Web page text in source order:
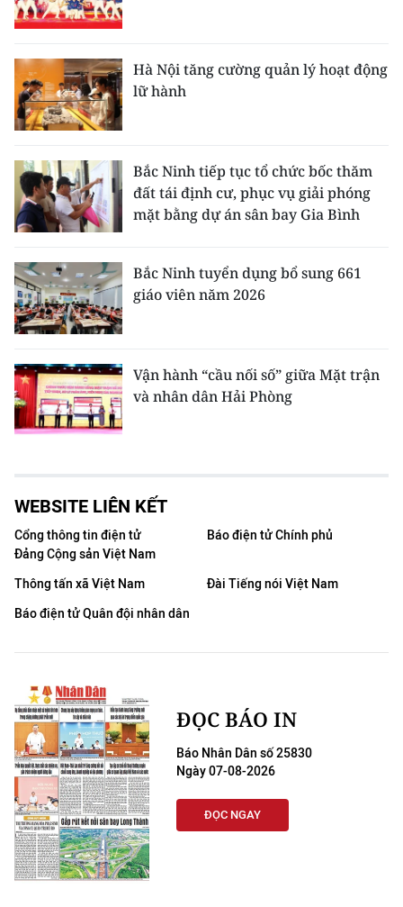
Hà Nội tăng cường quản lý hoạt động
lữ hành
Bắc Ninh tiếp tục tổ chức bốc thăm
đất tái định cư, phục vụ giải phóng
mặt bằng dự án sân bay Gia Bình
Bắc Ninh tuyển dụng bổ sung 661
giáo viên năm 2026
Vận hành “cầu nối số” giữa Mặt trận
và nhân dân Hải Phòng
WEBSITE LIÊN KẾT
Cổng thông tin điện tử
Đảng Cộng sản Việt Nam
Báo điện tử Chính phủ
Thông tấn xã Việt Nam
Đài Tiếng nói Việt Nam
Báo điện tử Quân đội nhân dân
ĐỌC BÁO IN
Báo Nhân Dân số 25830
Ngày 07-08-2026
ĐỌC NGAY